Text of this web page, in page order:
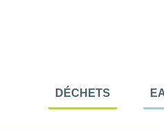
Navigation
Menu
DÉCHETS